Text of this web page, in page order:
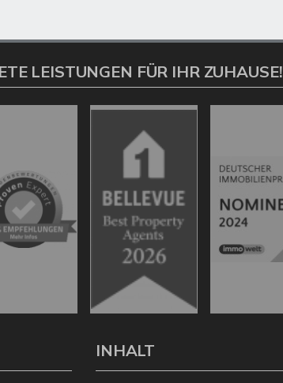
LEISTUNGEN FÜR IHR ZUHAUSE!
INHALT